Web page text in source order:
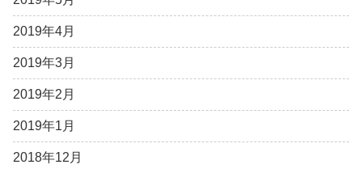
2019年4月
2019年3月
2019年2月
2019年1月
2018年12月